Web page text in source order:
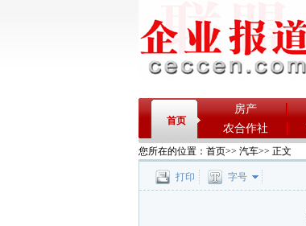
首页
房产
农合作社
您所在的位置： 首页>> 汽车>> 正文
打印 字号